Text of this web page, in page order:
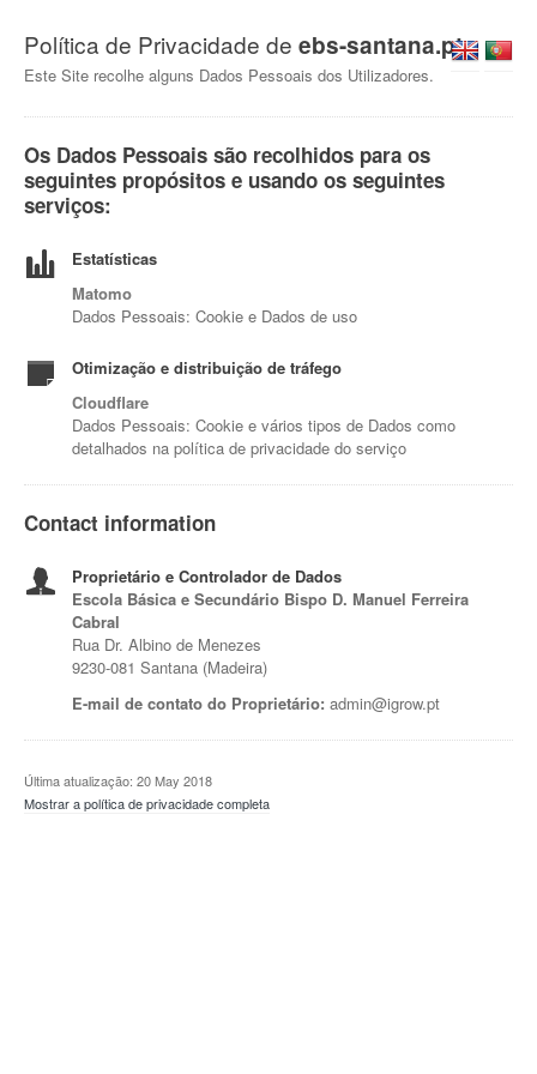
Política de Privacidade de ebs-santana.pt
Este Site recolhe alguns Dados Pessoais dos Utilizadores.
Os Dados Pessoais são recolhidos para os
seguintes propósitos e usando os seguintes
serviços:
Estatísticas
Matomo
Dados Pessoais: Cookie e Dados de uso
Otimização e distribuição de tráfego
Cloudflare
Dados Pessoais: Cookie e vários tipos de Dados como
detalhados na política de privacidade do serviço
Contact information
Proprietário e Controlador de Dados
Escola Básica e Secundário Bispo D. Manuel Ferreira
Cabral
Rua Dr. Albino de Menezes
9230-081 Santana (Madeira)
E-mail de contato do Proprietário: admin@igrow.pt
Última atualização: 20 May 2018
Mostrar a política de privacidade completa